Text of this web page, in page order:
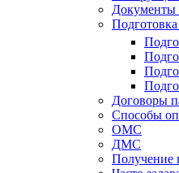
Документы
Договоры
Способы
ОМС
ДМС
Получение